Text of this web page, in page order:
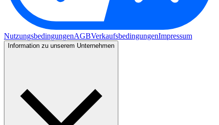
NutzungsbedingungenAGBVerkaufsbedingungenImpressum
Information zu unserem Unternehmen